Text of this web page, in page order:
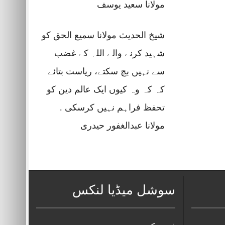
مولانا سعید یوسف
شیخ الحدیث مولانا سمیع الحق کو
شہید کرنے والے اللہ کے غضب
سے نہیں بچ سکتے، ریاست بتائے
کہ کہ وہ کیوں ایک عالم دین کو
تحفظ فراہم نہیں کرسکی .
مولانا عبدالغفور حیدری
سوشل میڈیا لنکس